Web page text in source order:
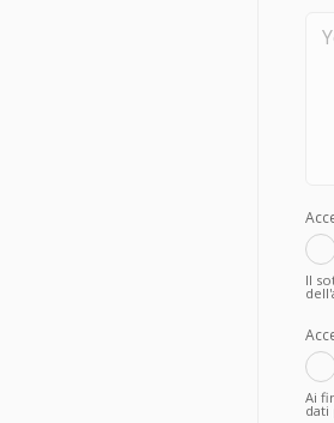
Il
Ai
dati